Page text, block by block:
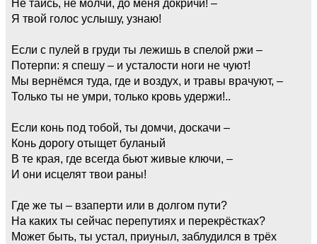
Не таись, не молчи, до меня докричи! –
Я твой голос услышу, узнаю!
Если с пулей в груди ты лежишь в спелой ржи –
Потерпи: я спешу – и усталости ноги не чуют!
Мы вернёмся туда, где и воздух, и травы врачуют, –
Только ты не умри, только кровь удержи!..
Если конь под тобой, ты домчи, доскачи –
Конь дорогу отыщет буланый
В те края, где всегда бьют живые ключи, –
И они исцелят твои раны!
Где же ты – взаперти или в долгом пути?
На каких ты сейчас перепутиях и перекрёстках?
Может быть, ты устал, приуныл, заблудился в трёх